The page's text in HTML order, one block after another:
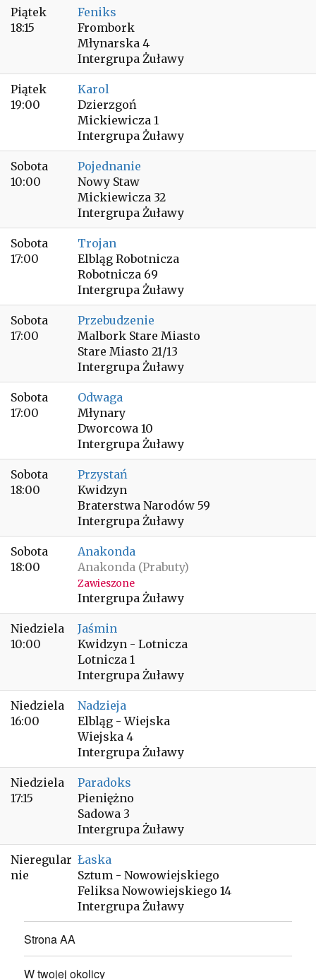
Piątek
18:15
Feniks
Frombork
Młynarska 4
Intergrupa Żuławy
Piątek
19:00
Karol
Dzierzgoń
Mickiewicza 1
Intergrupa Żuławy
Sobota
10:00
Pojednanie
Nowy Staw
Mickiewicza 32
Intergrupa Żuławy
Sobota
17:00
Trojan
Elbląg Robotnicza
Robotnicza 69
Intergrupa Żuławy
Sobota
17:00
Przebudzenie
Malbork Stare Miasto
Stare Miasto 21/13
Intergrupa Żuławy
Sobota
17:00
Odwaga
Młynary
Dworcowa 10
Intergrupa Żuławy
Sobota
18:00
Przystań
Kwidzyn
Braterstwa Narodów 59
Intergrupa Żuławy
Sobota
18:00
Anakonda
Anakonda (Prabuty)
Zawieszone
Intergrupa Żuławy
Niedziela
10:00
Jaśmin
Kwidzyn - Lotnicza
Lotnicza 1
Intergrupa Żuławy
Niedziela
16:00
Nadzieja
Elbląg - Wiejska
Wiejska 4
Intergrupa Żuławy
Niedziela
17:15
Paradoks
Pieniężno
Sadowa 3
Intergrupa Żuławy
Nieregular
nie
Łaska
Sztum - Nowowiejskiego
Feliksa Nowowiejskiego 14
Intergrupa Żuławy
Strona AA
W twojej okolicy